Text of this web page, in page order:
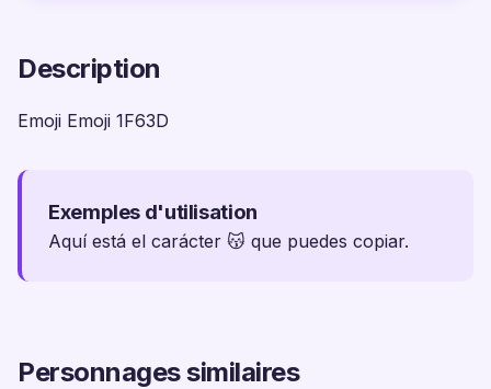
Description
Emoji Emoji 1F63D
Exemples d'utilisation
Aquí está el carácter 😽 que puedes copiar.
Personnages similaires